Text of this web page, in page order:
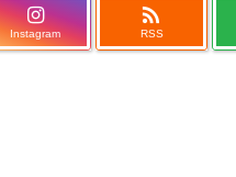
Instagram

RSS